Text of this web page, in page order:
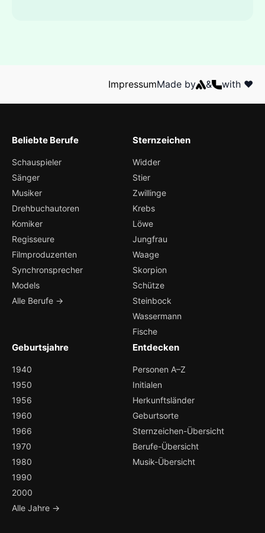
ImpressumMade by & with ❤️
Beliebte Berufe
Schauspieler
Sänger
Musiker
Drehbuchautoren
Komiker
Regisseure
Filmproduzenten
Synchronsprecher
Models
Alle Berufe →
Sternzeichen
Widder
Stier
Zwillinge
Krebs
Löwe
Jungfrau
Waage
Skorpion
Schütze
Steinbock
Wassermann
Fische
Geburtsjahre
1940
1950
1956
1960
1966
1970
1980
1990
2000
Alle Jahre →
Entdecken
Personen A–Z
Initialen
Herkunftsländer
Geburtsorte
Sternzeichen-Übersicht
Berufe-Übersicht
Musik-Übersicht